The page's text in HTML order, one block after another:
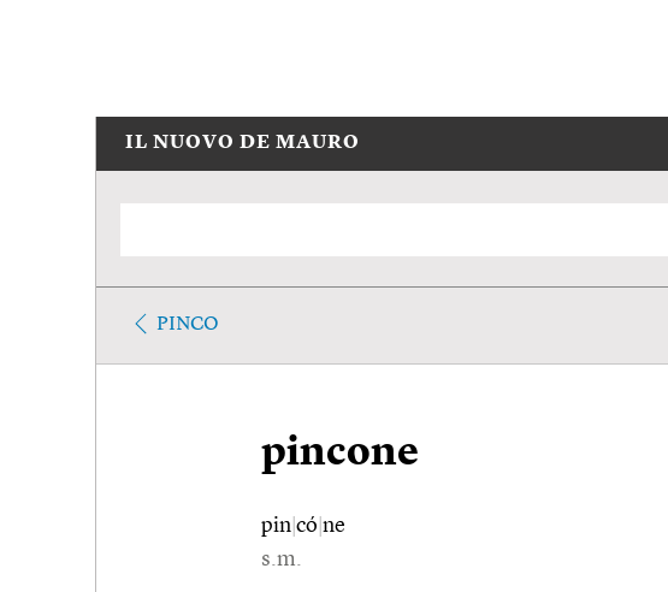
IL NUOVO DE MAURO
PINCO
pincone
pin có ne
s.m.